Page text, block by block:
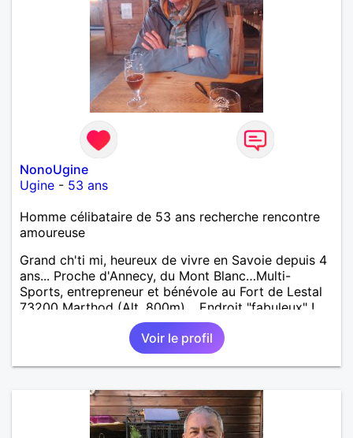
NonoUgine
Ugine - 53 ans
Homme célibataire de 53 ans recherche rencontre
amoureuse
Grand ch'ti mi, heureux de vivre en Savoie depuis 4
ans... Proche d'Annecy, du Mont Blanc…Multi-
Sports, entrepreneur et bénévole au Fort de Lestal
73200 Marthod (Alt. 800m)… Endroit "fabuleux" !…
Enquêtes et tu me trouveras !
Voir le profil